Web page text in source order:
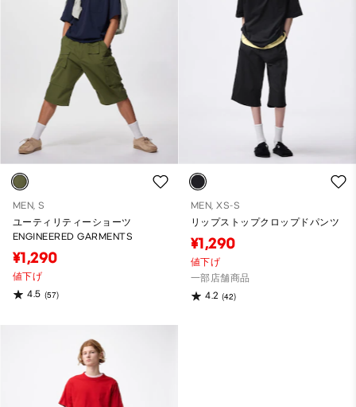
MEN, S
ユーティリティーショーツ
ENGINEERED GARMENTS
¥1,290
値下げ
4.5 (57)
MEN, XS-S
リップストップクロップドパンツ
¥1,290
値下げ
一部店舗商品
4.2 (42)